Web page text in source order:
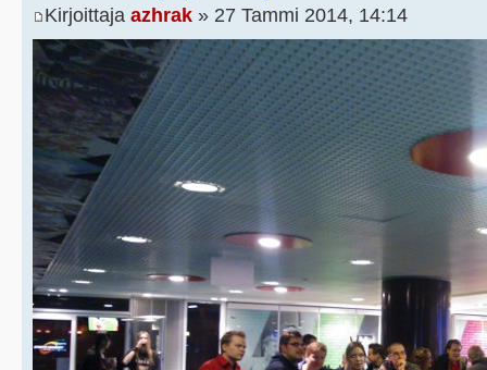
Kirjoittaja azhrak » 27 Tammi 2014, 14:14